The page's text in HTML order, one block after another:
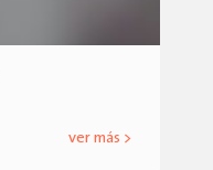
ver más >